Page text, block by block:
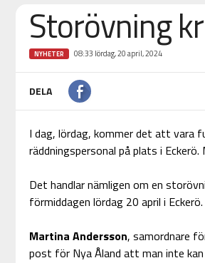
Storövning
NYHETER 08:33 lördag, 20 april, 2024
DELA
I dag, lördag, kommer det att vara
räddningspersonal på plats i
Det handlar nämligen om en
förmiddagen lördag 20 april i Eckerö.
Martina Andersson, samordnare
post för Nya Åland att man inte